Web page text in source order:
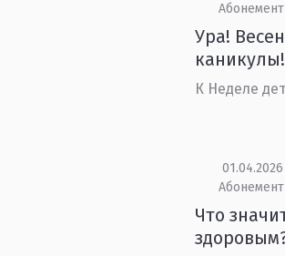
Абонемент
Ура!
каникулы!
К Неделе
Абонемент
Что